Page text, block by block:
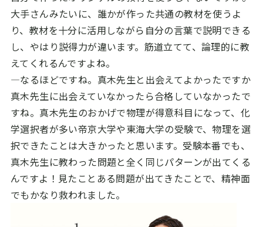
大手さんみたいに、誰かが作った共通の教材を使うよ
り、教材を十分に活用しながら自分の言葉で説明できる
し、やはり説得力が違います。筋道立てて、論理的に教
えてくれるんですよね。
―なるほどですね。真木先生と出会えてよかったですか
真木先生に出会えていなかったら合格していなかったで
すね。真木先生のおかげで物理が得意科目になって、化
学選択者が多い帝京大学や東海大学の受験で、物理を選
択できたことは大きかったと思います。受験本番でも、
真木先生に教わった問題と全く同じパターンが出てくる
んですよ！見たことある問題が出てきたことで、精神面
でもかなり救われました。